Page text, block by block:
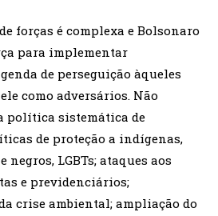
forças é complexa e Bolsonaro
para implementar
de perseguição àqueles
como adversários. Não
política sistemática de
de proteção a indígenas,
negros, LGBTs; ataques aos
e previdenciários;
crise ambiental; ampliação do